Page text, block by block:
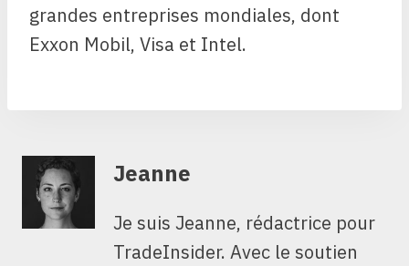
grandes entreprises mondiales, dont
Exxon Mobil, Visa et Intel.
Jeanne
Je suis Jeanne, rédactrice pour
TradeInsider. Avec le soutien